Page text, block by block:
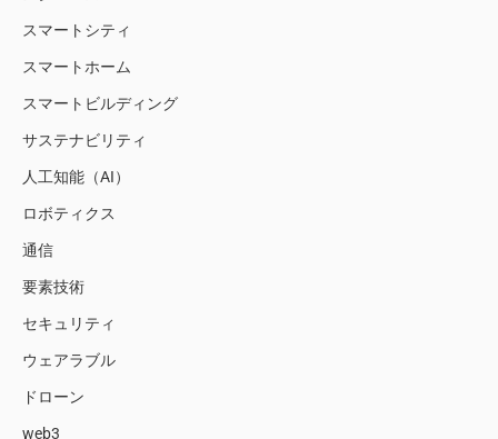
スマートシティ
スマートホーム
スマートビルディング
サステナビリティ
人工知能（AI）
ロボティクス
通信
要素技術
セキュリティ
ウェアラブル
ドローン
web3